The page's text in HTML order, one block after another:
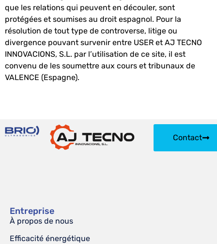
que les relations qui peuvent en découler, sont
protégées et soumises au droit espagnol. Pour la
résolution de tout type de controverse, litige ou
divergence pouvant survenir entre USER et AJ TECNO
INNOVACIONS, S.L. par l’utilisation de ce site, il est
convenu de les soumettre aux cours et tribunaux de
VALENCE (Espagne).
Contact
Entreprise
À propos de nous
Efficacité énergétique